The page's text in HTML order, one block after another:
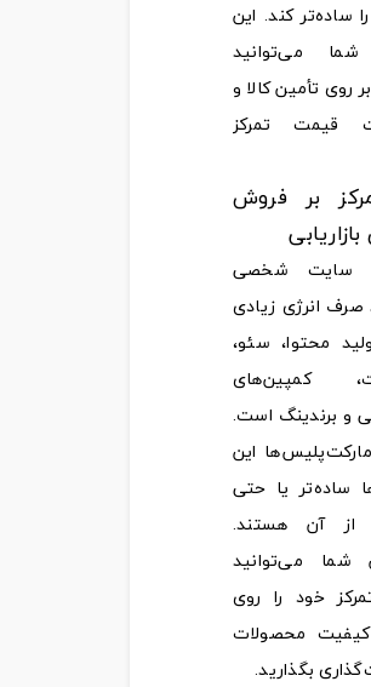
کند. این
کالا و
تمرکز
بر فروش
شخصی
زیادی
سئو،
است.
این
یا حتی
هستند.
می‌توانید
را روی
محصولات